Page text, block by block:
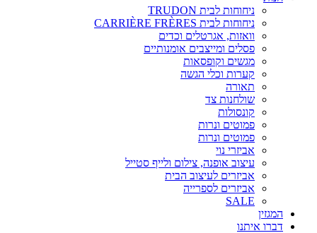
ניחוחות לבית TRUDON
ניחוחות לבית CARRIÈRE FRÈRES
וואזות, אגרטלים וכדים
פסלים ומייצבים אומנותיים
מגשים וקופסאות
קערות וכלי הגשה
תאורה
שולחנות צד
קונסולות
פמוטים ונרות
פמוטים ונרות
אביזרי נוי
עיצוב אופנה, צילום ולייף סטייל
אביזרים לעיצוב הבית
אביזרים לספרייה
SALE
המגזין
דברו איתנו